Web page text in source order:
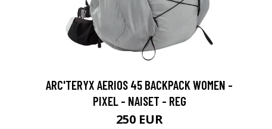
ARC'TERYX AERIOS 45 BACKPACK WOMEN -
PIXEL - NAISET - REG
250 EUR